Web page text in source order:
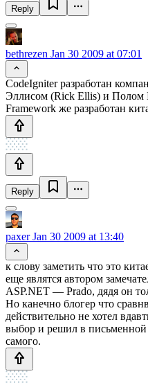
Reply
bethrezen Jan 30 2009 at 07:01
CodeIgniter разработан
Эллисом (Rick Ellis) и Полом
Framework же разработан
Reply
paxerJan 30 2009 at 13:40
к слову заметить что это
еще являтся автором
ASP.NET — Prado, дядя он
Но канечно блогер что
действительно не хотел
выбор и решил в письменной
самого.